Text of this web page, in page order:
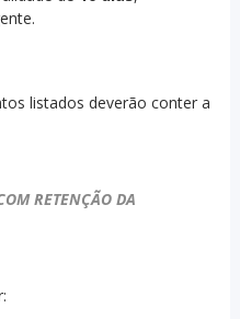
listados deverão conter a
RETENÇÃO DA